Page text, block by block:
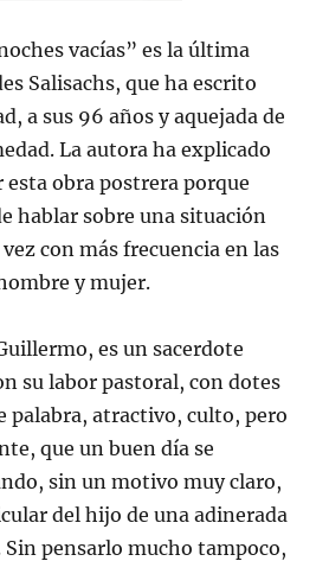
vacías” es la última
Salisachs, que ha escrito
a sus 96 años y aquejada de
La autora ha explicado
esta obra postrera porque
hablar sobre una situación
con más frecuencia en las
y mujer.
es un sacerdote
su labor pastoral, con dotes
palabra, atractivo, culto, pero
que un buen día se
sin un motivo muy claro,
del hijo de una adinerada
pensarlo mucho tampoco,